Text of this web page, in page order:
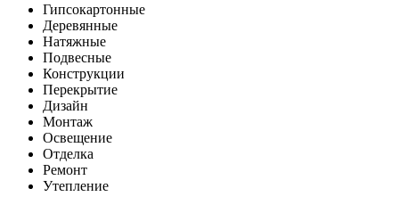
Гипсокартонные
Деревянные
Натяжные
Подвесные
Конструкции
Перекрытие
Дизайн
Монтаж
Освещение
Отделка
Ремонт
Утепление